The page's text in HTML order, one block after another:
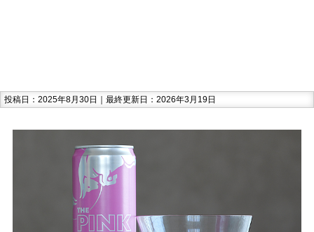
投稿日：2025年8月30日｜最終更新日：2026年3月19日